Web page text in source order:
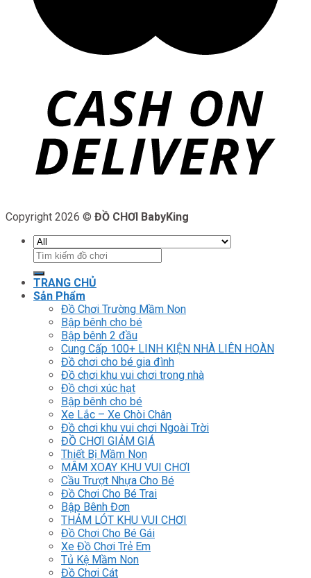
Copyright 2026 © ĐỒ CHƠI BabyKing
Tìm
kiếm:
TRANG CHỦ
Sản Phẩm
Đồ Chơi Trường Mầm Non
Bập bênh cho bé
Bập bênh 2 đầu
Cung Cấp 100+ LINH KIỆN NHÀ LIÊN HOÀN
Đồ chơi cho bé gia đình
Đồ chơi khu vui chơi trong nhà
Đồ chơi xúc hạt
Bập bênh cho bé
Xe Lắc – Xe Chòi Chân
Đồ chơi khu vui chơi Ngoài Trời
ĐỒ CHƠI GIẢM GIÁ
Thiết Bị Mầm Non
MÂM XOAY KHU VUI CHƠI
Cầu Trượt Nhựa Cho Bé
Đồ Chơi Cho Bé Trai
Bập Bênh Đơn
THẢM LÓT KHU VUI CHƠI
Đồ Chơi Cho Bé Gái
Xe Đồ Chơi Trẻ Em
Tủ Kệ Mầm Non
Đồ Chơi Cát